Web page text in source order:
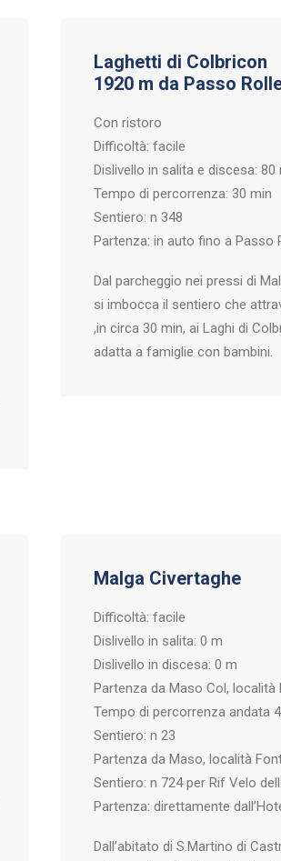
Laghetti di Colbricon
1920 m da Passo
Con ristoro
Difficoltà: facile
Dislivello in salita e discesa: 80
Tempo di percorrenza: 30 min
Sentiero: n 348
Partenza: in auto fino a Passo
Dal parcheggio nei pressi di
si imbocca il sentiero che
,in circa 30 min, ai Laghi di
adatta a famiglie con bambini.
Malga Civertaghe
Difficoltà: facile
Dislivello in salita: 0 m
Dislivello in discesa: 0 m
Partenza da Maso Col, località
Tempo di percorrenza andata
Sentiero: n 23
Partenza da Maso, località
Sentiero: n 724 per Rif Velo
Partenza: direttamente
Dall’abitato di S.Martino di